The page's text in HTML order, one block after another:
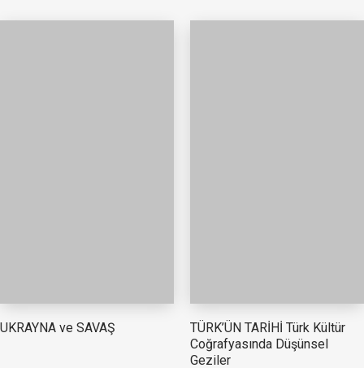
UKRAYNA ve SAVAŞ
TÜRK’ÜN TARİHİ Türk Kültür
Coğrafyasında Düşünsel
Geziler